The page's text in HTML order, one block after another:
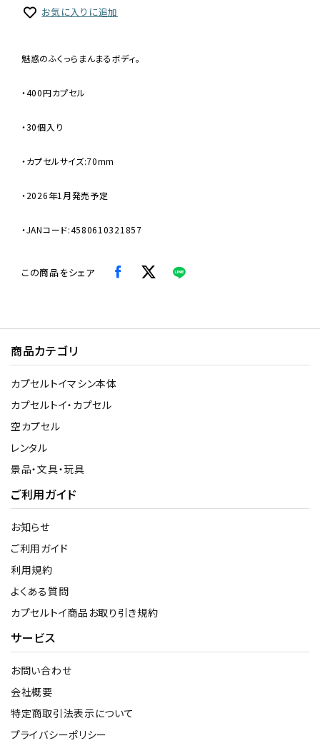
お気に入りに追加
魅惑のふくっらまんまるボディ。
・400円カプセル
・30個入り
・カプセルサイズ:70mm
・2026年1月発売予定
・JANコード:4580610321857
この商品をシェア
商品カテゴリ
カプセルトイマシン本体
カプセルトイ・カプセル
空カプセル
レンタル
景品・文具・玩具
ご利用ガイド
お知らせ
ご利用ガイド
利用規約
よくある質問
カプセルトイ商品お取り引き規約
サービス
お問い合わせ
会社概要
特定商取引法表示について
プライバシーポリシー